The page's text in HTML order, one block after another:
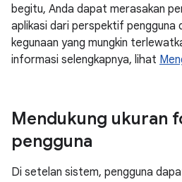
begitu, Anda dapat merasakan
aplikasi dari perspektif pengguna
kegunaan yang mungkin
informasi selengkapnya, lihat
Mendukung ukuran
pengguna
Di setelan sistem, pengguna